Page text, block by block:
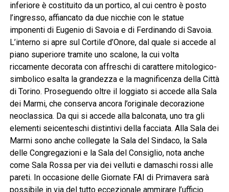
inferiore è costituito da un portico, al cui centro è posto
l’ingresso, affiancato da due nicchie con le statue
imponenti di Eugenio di Savoia e di Ferdinando di Savoia.
L’interno si apre sul Cortile d’Onore, dal quale si accede al
piano superiore tramite uno scalone, la cui volta
riccamente decorata con affreschi di carattere mitologico-
simbolico esalta la grandezza e la magnificenza della Città
di Torino. Proseguendo oltre il loggiato si accede alla Sala
dei Marmi, che conserva ancora l’originale decorazione
neoclassica. Da qui si accede alla balconata, uno tra gli
elementi seicenteschi distintivi della facciata. Alla Sala dei
Marmi sono anche collegate la Sala del Sindaco, la Sala
delle Congregazioni e la Sala del Consiglio, nota anche
come Sala Rossa per via dei velluti e damaschi rossi alle
pareti. In occasione delle Giornate FAI di Primavera sarà
possibile in via del tutto eccezionale ammirare l’ufficio